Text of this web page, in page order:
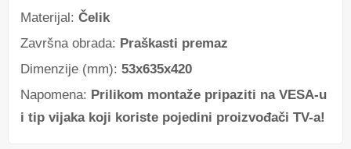
Materijal: Čelik
Završna obrada: Praškasti premaz
Dimenzije (mm): 53x635x420
Napomena: Prilikom montaže pripaziti na VESA-u
i tip vijaka koji koriste pojedini proizvođači TV-a!